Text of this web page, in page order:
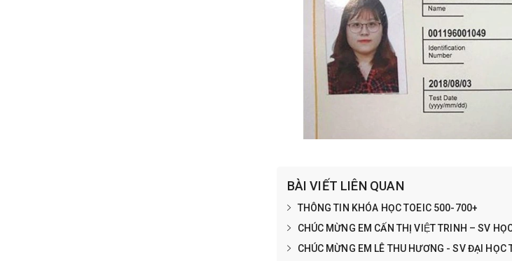
BÀI VIẾT LIÊN QUAN
THÔNG TIN KHÓA HỌC TOEIC 500-700+
CHÚC MỪNG EM CẤN THỊ VIỆT TRINH – SV
CHÚC MỪNG EM LÊ THU HƯƠNG - SV ĐẠI